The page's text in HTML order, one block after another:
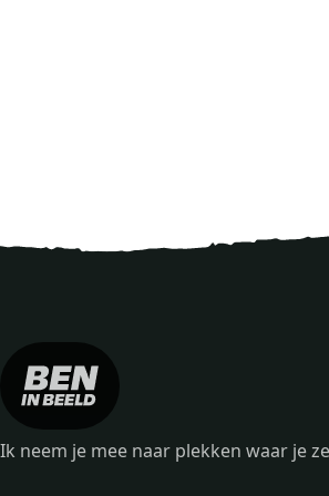
Ik neem je mee naar plekken waar je